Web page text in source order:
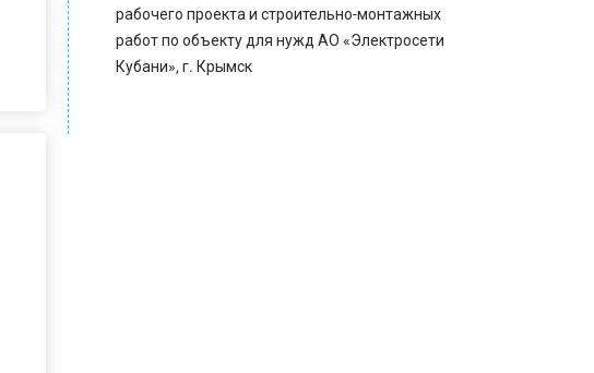
рабочего проекта и строительно-монтажных
работ по объекту для нужд АО «Электросети
Кубани», г. Крымск